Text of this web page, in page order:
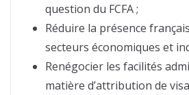
question du FCFA ;
Réduire la présence
secteurs économiques et
Renégocier les facilités
matière d’attribution de